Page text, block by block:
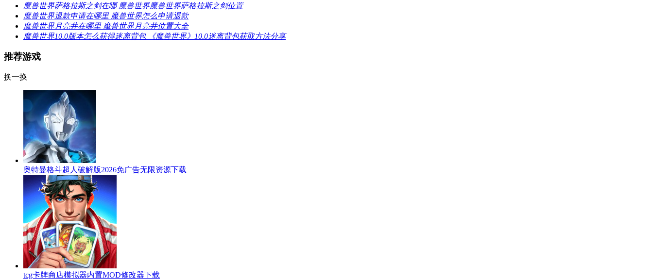
魔兽世界萨格拉斯之剑在哪 魔兽世界魔兽世界萨格拉斯之剑位置
魔兽世界退款申请在哪里 魔兽世界怎么申请退款
魔兽世界月亮井在哪里 魔兽世界月亮井位置大全
魔兽世界10.0版本怎么获得迷离背包 《魔兽世界》10.0迷离背包获取方法分享
推荐游戏
换一换
奥特曼格斗超人破解版2026免广告无限资源下载
tcg卡牌商店模拟器内置MOD修改器下载